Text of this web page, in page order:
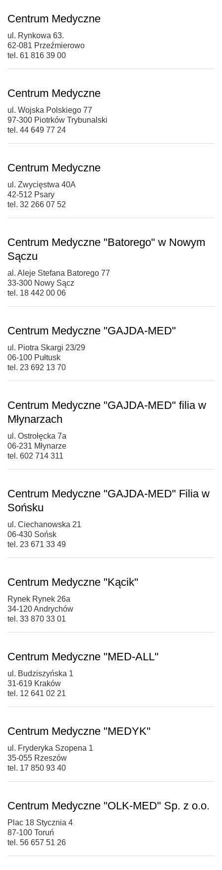
Centrum Medyczne
ul. Rynkowa 63.
62-081 Przeźmierowo
tel. 61 816 39 00
Centrum Medyczne
ul. Wojska Polskiego 77
97-300 Piotrków Trybunalski
tel. 44 649 77 24
Centrum Medyczne
ul. Zwycięstwa 40A
42-512 Psary
tel. 32 266 07 52
Centrum Medyczne "Batorego" w Nowym
Sączu
al. Aleje Stefana Batorego 77
33-300 Nowy Sącz
tel. 18 442 00 06
Centrum Medyczne "GAJDA-MED"
ul. Piotra Skargi 23/29
06-100 Pułtusk
tel. 23 692 13 70
Centrum Medyczne "GAJDA-MED" filia w
Młynarzach
ul. Ostrołęcka 7a
06-231 Młynarze
tel. 602 714 311
Centrum Medyczne "GAJDA-MED" Filia w
Sońsku
ul. Ciechanowska 21
06-430 Sońsk
tel. 23 671 33 49
Centrum Medyczne "Kącik"
Rynek Rynek 26a
34-120 Andrychów
tel. 33 870 33 01
Centrum Medyczne "MED-ALL"
ul. Budziszyńska 1
31-619 Kraków
tel. 12 641 02 21
Centrum Medyczne "MEDYK"
ul. Fryderyka Szopena 1
35-055 Rzeszów
tel. 17 850 93 40
Centrum Medyczne "OLK-MED" Sp. z o.o.
Plac 18 Stycznia 4
87-100 Toruń
tel. 56 657 51 26